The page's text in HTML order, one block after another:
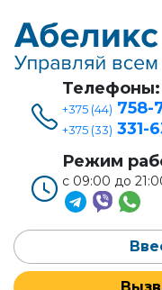
Телефоны:
+375 (44) 758-
+375 (33) 331-
Режим
с 09:00 до